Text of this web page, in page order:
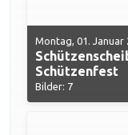
Montag, 01. Januar
Schützenfest
Bilder: 7